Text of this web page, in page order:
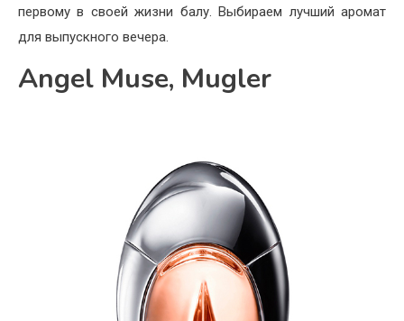
первому в своей жизни балу. Выбираем лучший аромат
для выпускного вечера.
Angel Muse, Mugler